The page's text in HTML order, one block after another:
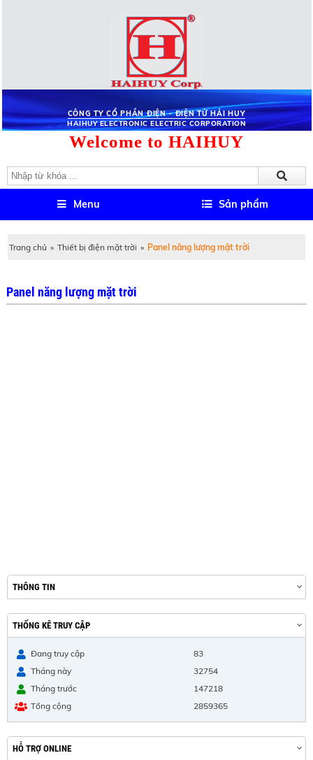
CÔNG TY CỔ PHẦN ĐIỆN - ĐIỆN TỬ HẢI HUY
HAIHUY ELECTRONIC ELECTRIC CORPORATION
Welcome to HAIHUY
Menu Sản phẩm
Trang chủ » Thiết bị điện mặt trời » Panel năng lượng mặt trời
Panel năng lượng mặt trời
THÔNG TIN
THỐNG KÊ TRUY CẬP
Đang truy cập
83
Tháng này
32754
Tháng trước
147218
Tổng cộng
2859365
HỖ TRỢ ONLINE